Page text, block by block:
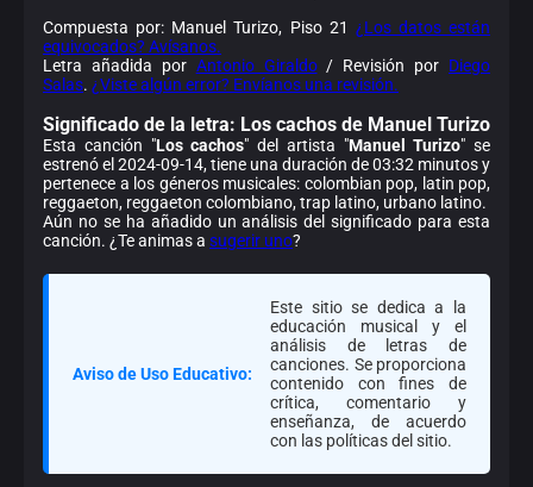
Compuesta por: Manuel Turizo, Piso 21 ¿Los datos están
equivocados? Avísanos.
Letra añadida por Antonio Giraldo/ Revisión por Diego
Salas. ¿Viste algún error? Envíanos una revisión.
Significado de la letra: Los cachos de Manuel Turizo
Esta canción "Los cachos" del artista "Manuel Turizo" se
estrenó el 2024-09-14, tiene una duración de 03:32 minutos y
pertenece a los géneros musicales: colombian pop, latin pop,
reggaeton, reggaeton colombiano, trap latino, urbano latino.
Aún no se ha añadido un análisis del significado para esta
canción. ¿Te animas a sugerir uno?
Aviso de Uso Educativo:
Este sitio se dedica a la
educación musical y el
análisis de letras de
canciones. Se proporciona
contenido con fines de
crítica, comentario y
enseñanza, de acuerdo
con las políticas del sitio.